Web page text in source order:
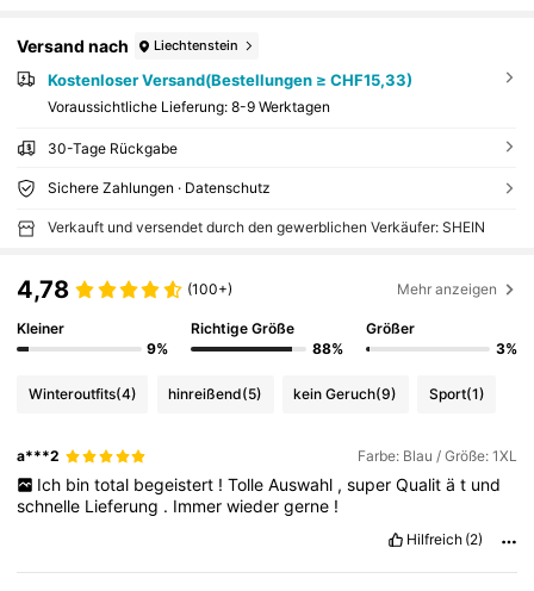
Versand nach Liechtenstein
Kostenloser Versand(Bestellungen ≥ CHF15,33)
Voraussichtliche Lieferung: 8-9 Werktagen
30-Tage Rückgabe
Sichere Zahlungen · Datenschutz
Verkauft und versendet durch den gewerblichen Verkäufer: SHEIN
4,78 (100+) Mehr anzeigen
Kleiner
9%
Richtige Größe
88%
Größer
3%
Winteroutfits(4) hinreißend(5) kein Geruch(9) Sport(1)
a***2 Farbe: Blau / Größe: 1XL
Ich bin total begeistert ! Tolle Auswahl , super Qualit ä t und
schnelle Lieferung . Immerwiedergerne !
Hilfreich (2)